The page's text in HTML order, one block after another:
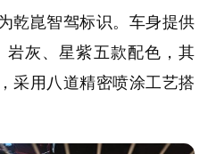
乾崑智驾标识。车身提供
岩灰、星紫五款配色，其
采用八道精密喷涂工艺搭